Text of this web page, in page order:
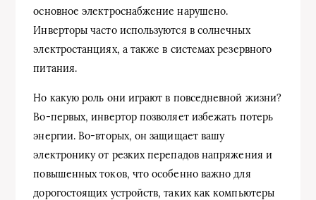
основное электроснабжение нарушено.
Инверторы часто используются в солнечных
электростанциях, а также в системах резервного
питания.
Но какую роль они играют в повседневной жизни?
Во-первых, инвертор позволяет избежать потерь
энергии. Во-вторых, он защищает вашу
электронику от резких перепадов напряжения и
повышенных токов, что особенно важно для
дорогостоящих устройств, таких как компьютеры